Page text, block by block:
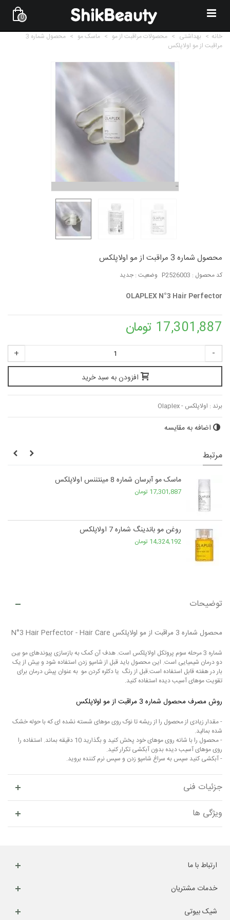
0
خانه > بهداشتی > محصولات مراقبت از مو > ماسک مو >
محصول شماره 3
مراقبت از مو اولاپلکس
محصول شماره 3 مراقبت از مو اولاپلکس
کد محصول : P2526003 وضعیت : جدید
OLAPLEX N°3 Hair Perfector
17,301,887 تومان
-
+
افزودن به سبد خرید
برند : اولاپلکس - Olaplex
اضافه به مقایسه
مرتبط
ماسک مو آبرسان شماره 8 مینتننس اولاپلکس
17,301,887 تومان
روغن مو باندینگ شماره 7 اولاپلکس
14,324,192 تومان
توضیحات
محصول شماره 3 مراقبت از مو اولاپلکس N°3 Hair Perfector - Hair Care
شماره 3 مرحله سوم پروتکل اولاپلکس است. هدف آن کمک به بازسازی پیوندهای مو بین
دو درمان شیمیایی است. این محصول باید قبل از شامپو زدن استفاده شود و بیش از یک
بار در هفته قابل استفاده است.قبل از رنگ یا دکلره کردن مو به عنوان پیش درمان برای
تقویت موهای آسیب دیده استفاده کنید.
روش مصرف محصول شماره 3 مراقبت از مو اولاپلکس
- مقدار زیادی از محصول را از ریشه تا نوک روی موهای شسته نشده ای که با حوله خشک
شده بمالید.
- محصول را با شانه روی موهای خود پخش کنید و بگذارید 10 دقیقه بماند. استفاده را
روی موهای آسیب دیده بدون آبکشی تکرار کنید.
- آبکشی کنید سپس به سراغ شامپو زدن و سپس نرم کننده بروید.
جزئیات فنی
ویژگی ها
ارتباط با ما
خدمات مشتریان
شیک بیوتی